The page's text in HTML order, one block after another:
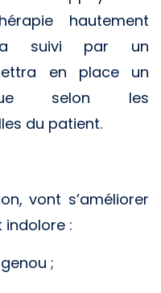
hautement
suivi par un
en place un
selon les
du patient.
vont s’améliorer
indolore :
;